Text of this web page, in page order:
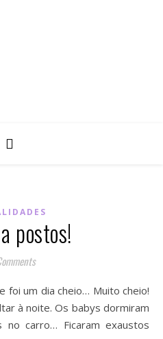
postos!
à noite. Os babys dormiram
carro… Ficaram exaustos